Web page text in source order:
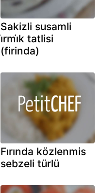
Sakizli susamli
i̇rmi̇k tatlisi
(firinda)
Fırında közlenmis
sebzeli türlü